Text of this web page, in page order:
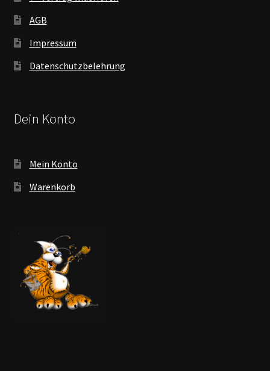
AGB
Impressum
Datenschutzbelehrung
Dein Konto
Mein Konto
Warenkorb